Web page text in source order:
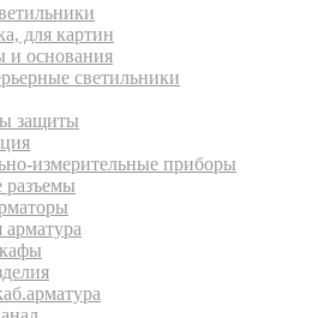
для картин
и основания
светильники
защиты
измерительные приборы